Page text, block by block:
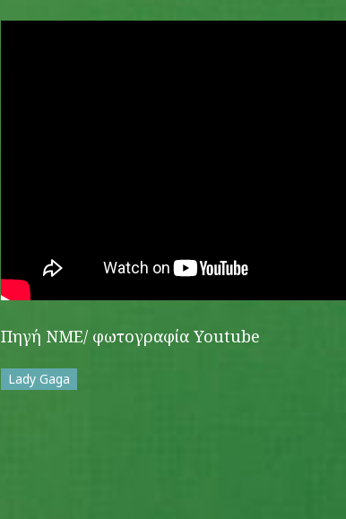
Πηγή NME/ φωτογραφία Youtube
Lady Gaga